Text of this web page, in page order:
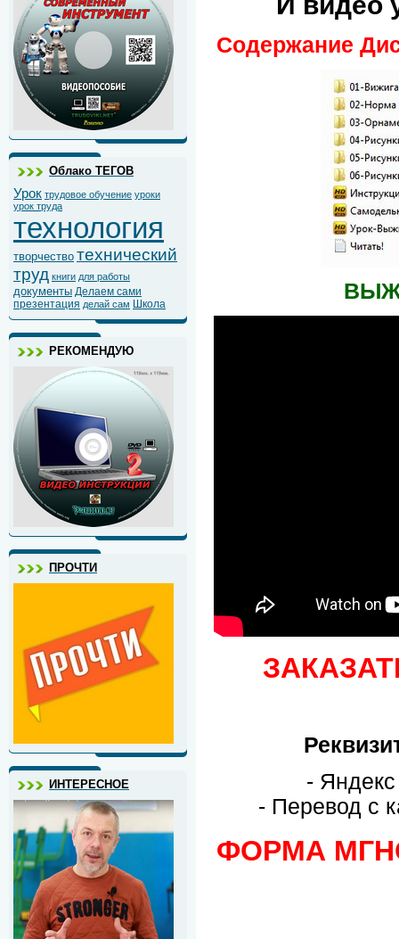
Облако ТЕГОВ
Урок трудовое обучение уроки
урок труда
технология
творчество технический
труд книги для работы
документы Делаем сами
презентация делай сам Школа
РЕКОМЕНДУЮ
ПРОЧТИ
ИНТЕРЕСНОЕ
Содержание
-
- Перевод с
ФОРМА